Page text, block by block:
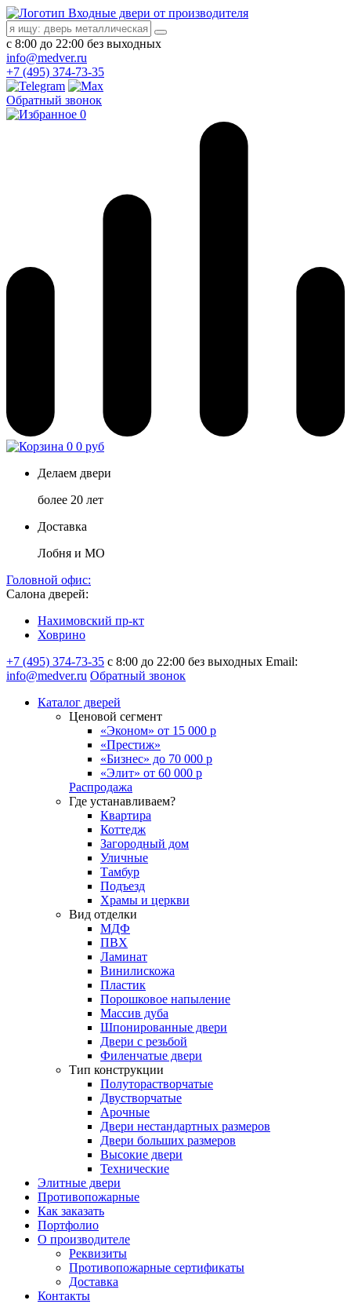
Входные двери от производителя
с 8:00 до 22:00 без выходных
info@medver.ru
+7 (495) 374-73-35
Обратный звонок
0
0 0 руб
Делаем двери
более 20 лет
Доставка
Лобня и МО
Головной офис:
Салона дверей:
Нахимовский пр-кт
Ховрино
+7 (495) 374-73-35 с 8:00 до 22:00 без выходных Email:
info@medver.ru Обратный звонок
Каталог дверей
Ценовой сегмент
«Эконом» от 15 000 р
«Престиж»
«Бизнес» до 70 000 р
«Элит» от 60 000 р
Распродажа
Где устанавливаем?
Квартира
Коттедж
Загородный дом
Уличные
Тамбур
Подъезд
Храмы и церкви
Вид отделки
МДФ
ПВХ
Ламинат
Винилискожа
Пластик
Порошковое напыление
Массив дуба
Шпонированные двери
Двери с резьбой
Филенчатые двери
Тип конструкции
Полуторастворчатые
Двустворчатые
Арочные
Двери нестандартных размеров
Двери больших размеров
Высокие двери
Технические
Элитные двери
Противопожарные
Как заказать
Портфолио
О производителе
Реквизиты
Противопожарные сертификаты
Доставка
Контакты